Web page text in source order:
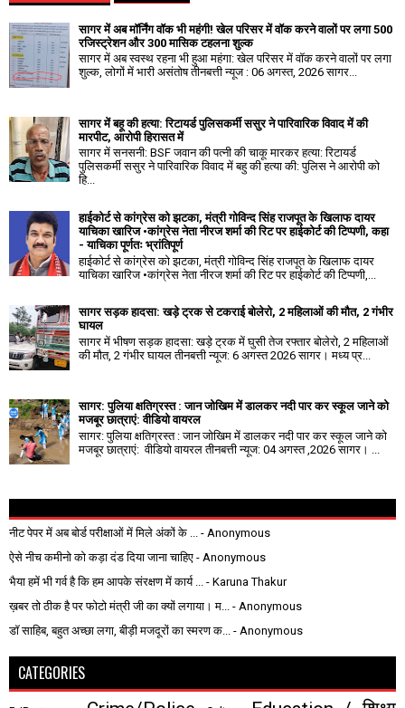
सागर में अब मॉर्निंग वॉक भी महंगी! खेल परिसर में वॉक करने वालों पर लगा ₹500
रजिस्ट्रेशन और ₹300 मासिक टहलना शुल्क
सागर में अब स्वस्थ रहना भी हुआ महंगा: खेल परिसर में वॉक करने वालों पर लगा
शुल्क, लोगों में भारी असंतोष तीनबत्ती न्यूज : 06 अगस्त, 2026 सागर...
सागर में बहू की हत्या: रिटायर्ड पुलिसकर्मी ससुर ने पारिवारिक विवाद में की
मारपीट, आरोपी हिरासत में
सागर में सनसनी: BSF जवान की पत्नी की चाकू मारकर हत्या: रिटायर्ड
पुलिसकर्मी ससुर ने पारिवारिक विवाद में बहु की हत्या की: पुलिस ने आरोपी को
हि...
हाईकोर्ट से कांग्रेस को झटका, मंत्री गोविन्द सिंह राजपूत के खिलाफ दायर
याचिका खारिज •कांग्रेस नेता नीरज शर्मा की रिट पर हाईकोर्ट की टिप्पणी, कहा
- याचिका पूर्णतः भ्रांतिपूर्ण
हाईकोर्ट से कांग्रेस को झटका, मंत्री गोविन्द सिंह राजपूत के खिलाफ दायर
याचिका खारिज •कांग्रेस नेता नीरज शर्मा की रिट पर हाईकोर्ट की टिप्पणी,...
सागर सड़क हादसा: खड़े ट्रक से टकराई बोलेरो, 2 महिलाओं की मौत, 2 गंभीर
घायल
सागर में भीषण सड़क हादसा: खड़े ट्रक में घुसी तेज रफ्तार बोलेरो, 2 महिलाओं
की मौत, 2 गंभीर घायल तीनबत्ती न्यूज: 6 अगस्त 2026 सागर। मध्य प्र...
सागर: पुलिया क्षतिग्रस्त : जान जोखिम में डालकर नदी पार कर स्कूल जाने को
मजबूर छात्राएं: वीडियो वायरल
सागर: पुलिया क्षतिग्रस्त : जान जोखिम में डालकर नदी पार कर स्कूल जाने को
मजबूर छात्राएं: वीडियो वायरल तीनबत्ती न्यूज: 04 अगस्त ,2026 सागर। ...
नीट पेपर में अब बोर्ड परीक्षाओं में मिले अंकों के ... - Anonymous
ऐसे नीच कमीनो को कड़ा दंड दिया जाना चाहिए - Anonymous
भैया हमें भी गर्व है कि हम आपके संरक्षण में कार्य ... - Karuna Thakur
ख़बर तो ठीक है पर फोटो मंत्री जी का क्यों लगाया। म... - Anonymous
डॉ साहिब, बहुत अच्छा लगा, बीड़ी मजदूरों का स्मरण क... - Anonymous
CATEGORIES